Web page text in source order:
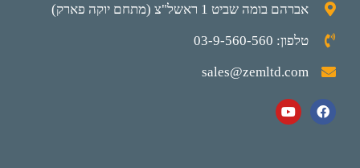
אברהם בומה שביט 1 ראשל"צ (מתחם יוקה פארק)
טלפון: 03-9-560-560
sales@zemltd.com